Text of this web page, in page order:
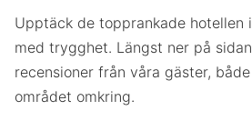
Upptäck de topprankade hotellen
med trygghet. Längst ner på
recensioner från våra gäster,
området omkring.